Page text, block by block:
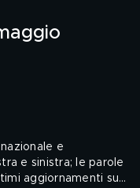
e
e sinistra; le parole
aggiornamenti sul